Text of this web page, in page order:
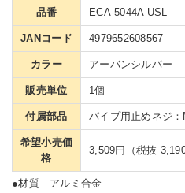
品番 ECA-5044A USL
JANコード 4979652608567
カラー アーバンシルバー
販売単位 1個
付属部品 パイプ用止めネジ
希望小売価
格
3,509円（税抜 3,190
●材質 アルミ合金